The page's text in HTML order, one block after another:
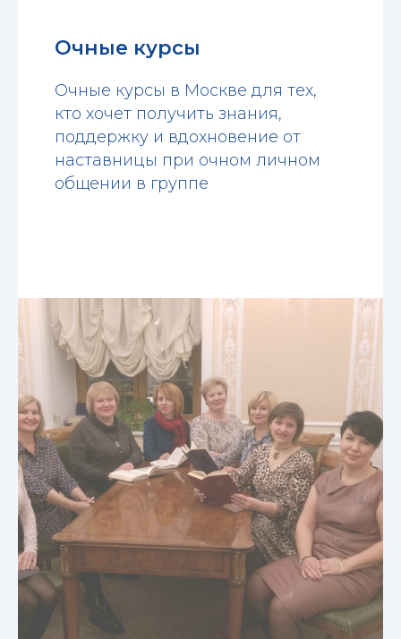
Очные курсы
Очные курсы в Москве для тех,
кто хочет получить знания,
поддержку и вдохновение от
наставницы при очном личном
общении в группе